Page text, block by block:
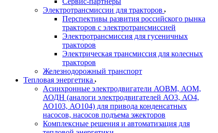
Электротрансмиссии для тракторов
Перспективы развития российского рынка
тракторов с электротрансмиссией
Электротрансмиссия для гусеничных
тракторов
Электрическая трансмиссия для колесных
тракторов
Железнодорожный транспорт
Тепловая энергетика
Асинхронные электродвигатели АОВМ, АОМ,
АОДН (аналоги электродвигателей АО3, АО4,
АО103, АО104) для привода конденсатных
насосов, насосов подъема эжекторов
Комплексные решения и автоматизация для